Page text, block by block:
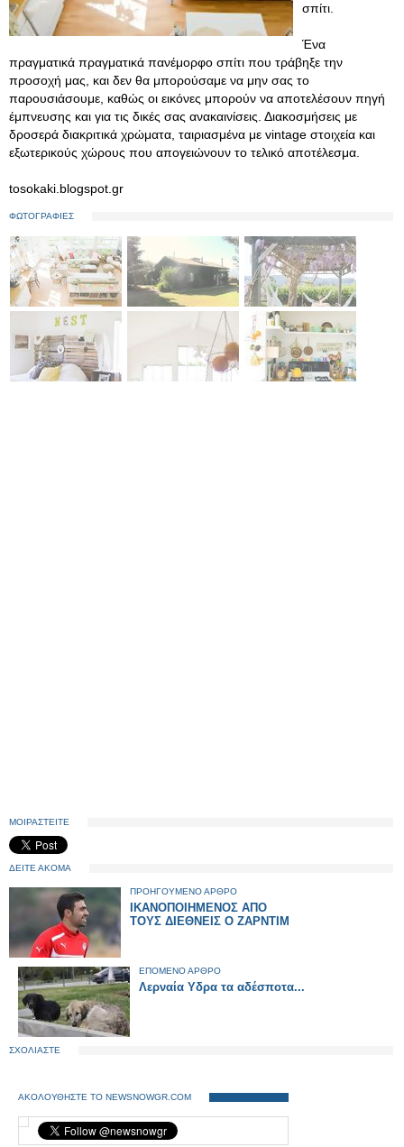
σπίτι.
Ένα
πραγματικά πραγματικά πανέμορφο σπίτι που τράβηξε την
προσοχή μας, και δεν θα μπορούσαμε να μην σας το
παρουσιάσουμε, καθώς οι εικόνες μπορούν να αποτελέσουν πηγή
έμπνευσης και για τις δικές σας ανακαινίσεις. Διακοσμήσεις με
δροσερά διακριτικά χρώματα, ταιριασμένα με vintage στοιχεία και
εξωτερικούς χώρους που απογειώνουν το τελικό αποτέλεσμα.
tosokaki.blogspot.gr
ΦΩΤΟΓΡΑΦΙΕΣ
ΜΟΙΡΑΣΤΕΙΤΕ
ΔΕΙΤΕ ΑΚΟΜΑ
ΠΡΟΗΓΟΥΜΕΝΟ ΑΡΘΡΟ
ΙΚΑΝΟΠΟΙΗΜΕΝΟΣ ΑΠΟ
ΤΟΥΣ ΔΙΕΘΝΕΙΣ Ο ΖΑΡΝΤΙΜ
ΕΠΟΜΕΝΟ ΑΡΘΡΟ
Λερναία Υδρα τα αδέσποτα...
ΣΧΟΛΙΑΣΤΕ
ΑΚΟΛΟΥΘΗΣΤΕ ΤΟ NEWSNOWGR.COM